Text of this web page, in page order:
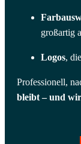
großartig
Logos,
Professionell,
bleibt – und